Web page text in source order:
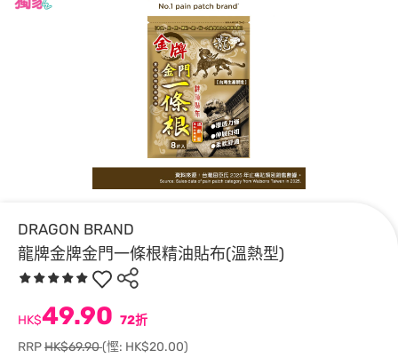
DRAGON BRAND
龍牌金牌金門一條根精油貼布(溫熱型)
HK$49.90 72折
RRPHK$69.90(慳: HK$20.00)